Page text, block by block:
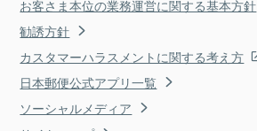
お客さま本位の業務運営に関する基本方針
勧誘方針
カスタマーハラスメントに関する考え方
日本郵便公式アプリ一覧
ソーシャルメディア